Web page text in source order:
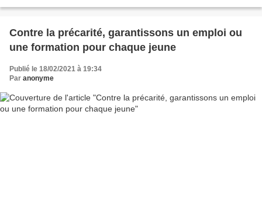
Contre la précarité, garantissons un emploi ou
une formation pour chaque jeune
Publié le 18/02/2021 à 19:34
Par anonyme